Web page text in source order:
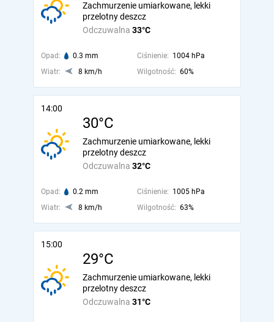
Odczuwalna 33°C
Zachmurzenie umiarkowane, lekki
przelotny deszcz
Opad: 0.3 mm Ciśnienie: 1004 hPa
Wiatr:
8 km/h Wilgotność: 60%
14:00
30°C
Odczuwalna 32°C
Zachmurzenie umiarkowane, lekki
przelotny deszcz
Opad: 0.2 mm Ciśnienie: 1005 hPa
Wiatr:
8 km/h Wilgotność: 63%
15:00
29°C
Odczuwalna 31°C
Zachmurzenie umiarkowane, lekki
przelotny deszcz